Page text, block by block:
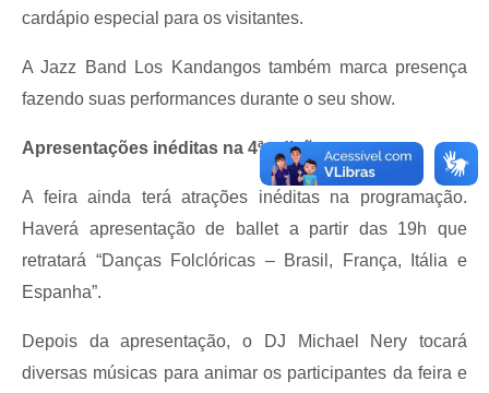
cardápio especial para os visitantes.
A Jazz Band Los Kandangos também marca presença
fazendo suas performances durante o seu show.
Apresentações inéditas na 4ª edição
A feira ainda terá atrações inéditas na programação.
Haverá apresentação de ballet a partir das 19h que
retratará “Danças Folclóricas – Brasil, França, Itália e
Espanha”.
Depois da apresentação, o DJ Michael Nery tocará
diversas músicas para animar os participantes da feira e